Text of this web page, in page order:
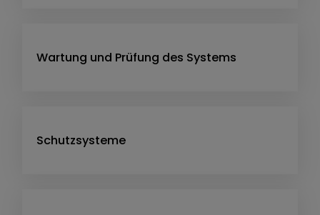
Wartung und Prüfung des Systems
Schutzsysteme